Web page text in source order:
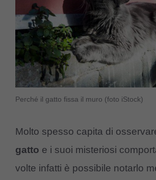
Perché il gatto fissa il muro (foto iStock)
Molto spesso capita di
gatto e i suoi misteriosi
volte infatti è possibile notarlo